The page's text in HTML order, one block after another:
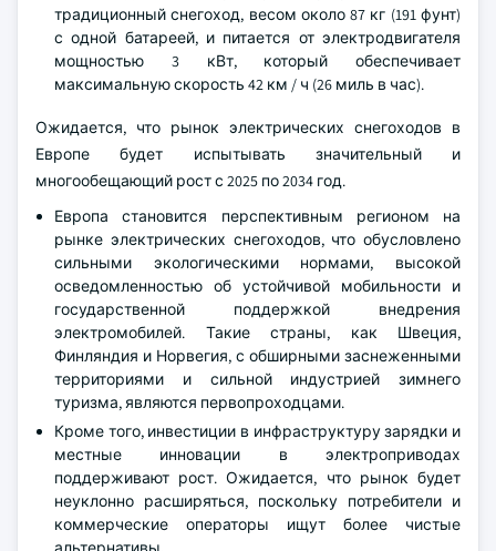
традиционный снегоход, весом около 87 кг (191 фунт)
с одной батареей, и питается от электродвигателя
мощностью 3 кВт, который обеспечивает
максимальную скорость 42 км / ч (26 миль в час).
Ожидается, что рынок электрических снегоходов в
Европе будет испытывать значительный и
многообещающий рост с 2025 по 2034 год.
Европа становится перспективным регионом на
рынке электрических снегоходов, что обусловлено
сильными экологическими нормами, высокой
осведомленностью об устойчивой мобильности и
государственной поддержкой внедрения
электромобилей. Такие страны, как Швеция,
Финляндия и Норвегия, с обширными заснеженными
территориями и сильной индустрией зимнего
туризма, являются первопроходцами.
Кроме того, инвестиции в инфраструктуру зарядки и
местные инновации в электроприводах
поддерживают рост. Ожидается, что рынок будет
неуклонно расширяться, поскольку потребители и
коммерческие операторы ищут более чистые